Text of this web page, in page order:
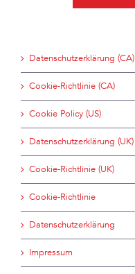
Datenschutzerklärung (CA)
Cookie-Richtlinie (CA)
Cookie Policy (US)
Datenschutzerklärung (UK)
Cookie-Richtlinie (UK)
Cookie-Richtlinie
Datenschutzerklärung
Impressum